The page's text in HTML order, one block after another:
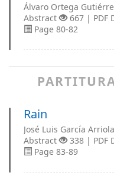
Álvaro Ortega
Abstract
667 | PDF
Page 80-82
Rain
José Luis García Arriola
Abstract
338 | PDF
Page 83-89